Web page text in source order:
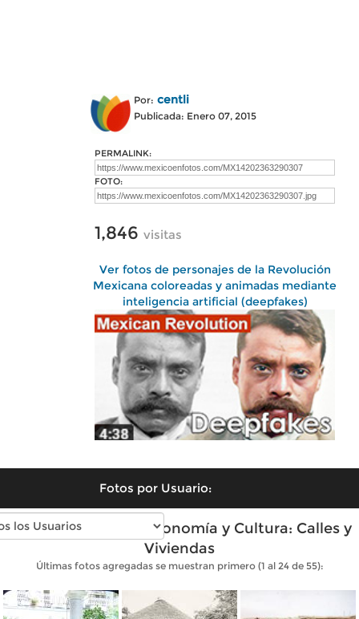
Por: centli
Publicada: Enero 07, 2015
PERMALINK:
FOTO:
1,846 visitas
Ver fotos de personajes de la Revolución
Mexicana coloreadas y animadas mediante
inteligencia artificial (deepfakes)
Fotos por Usuario:
Fotos antiguas de Economía y Cultura: Calles y
Viviendas
Últimas fotos agregadas se muestran primero (1 al 24 de 55):